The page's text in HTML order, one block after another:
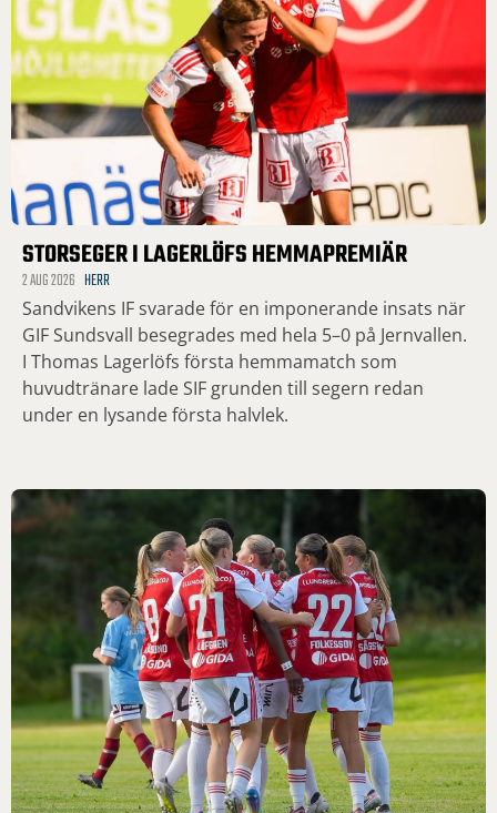
STORSEGER I LAGERLÖFS HEMMAPREMIÄR
2 AUG 2026 HERR
Sandvikens IF svarade för en imponerande insats när
GIF Sundsvall besegrades med hela 5–0 på Jernvallen.
I Thomas Lagerlöfs första hemmamatch som
huvudtränare lade SIF grunden till segern redan
under en lysande första halvlek.